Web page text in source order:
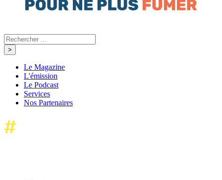
Le Magazine
L'émission
Le Podcast
Services
Nos Partenaires